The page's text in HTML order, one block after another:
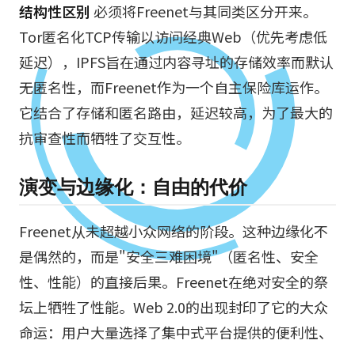
结构性区别 必须将Freenet与其同类区分开来。
Tor匿名化TCP传输以访问经典Web（优先考虑低
延迟），IPFS旨在通过内容寻址的存储效率而默认
无匿名性，而Freenet作为一个自主保险库运作。
它结合了存储和匿名路由，延迟较高，为了最大的
抗审查性而牺牲了交互性。
演变与边缘化：自由的代价
Freenet从未超越小众网络的阶段。这种边缘化不
是偶然的，而是"安全三难困境"（匿名性、安全
性、性能）的直接后果。Freenet在绝对安全的祭
坛上牺牲了性能。Web 2.0的出现封印了它的大众
命运：用户大量选择了集中式平台提供的便利性、